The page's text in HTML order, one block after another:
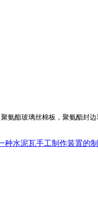
氨酯玻璃丝棉板，聚氨酯封
种水泥瓦手工制作装置的